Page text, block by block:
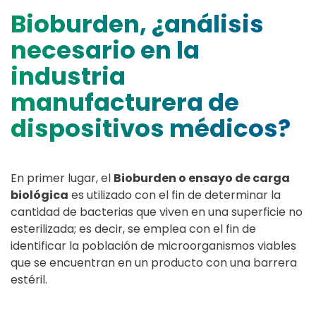
Bioburden, ¿análisis
necesario en la
industria
manufacturera de
dispositivos médicos?
En primer lugar, el Bioburden o ensayo de carga
biológica es utilizado con el fin de determinar la
cantidad de bacterias que viven en una superficie no
esterilizada; es decir, se emplea con el fin de
identificar la población de microorganismos viables
que se encuentran en un producto con una barrera
estéril.